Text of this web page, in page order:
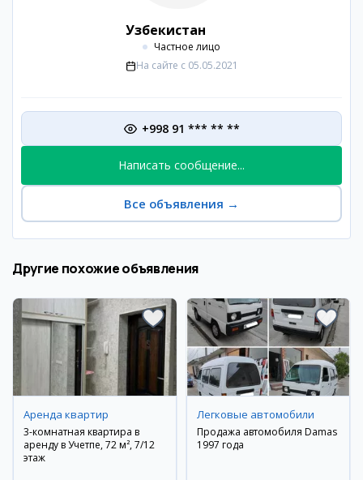
Узбекистан
Частное лицо
На сайте с 05.05.2021
+998 91 *** ** **
Написать сообщение...
Все объявления →
Другие похожие объявления
Аренда квартир
3-комнатная квартира в
аренду в Учетпе, 72 м², 7/12
этаж
Легковые автомобили
Продажа автомобиля Damas
1997 года